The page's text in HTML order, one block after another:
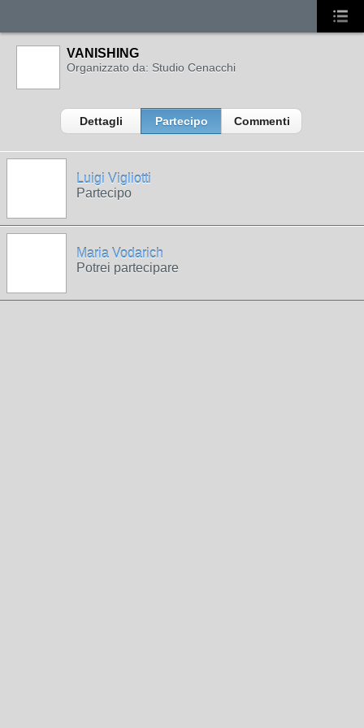
VANISHING
Organizzato da: Studio Cenacchi
Dettagli Partecipo Commenti
Luigi Vigliotti
Partecipo
Maria Vodarich
Potrei partecipare